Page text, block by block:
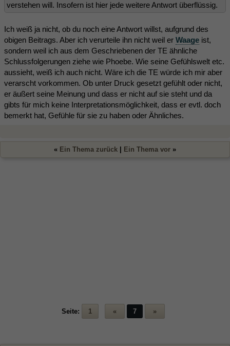
verstehen will. Insofern ist hier jede weitere Antwort überflüssig.
Ich weiß ja nicht, ob du noch eine Antwort willst, aufgrund des
obigen Beitrags. Aber ich verurteile ihn nicht weil er Waage ist,
sondern weil ich aus dem Geschriebenen der TE ähnliche
Schlussfolgerungen ziehe wie Phoebe. Wie seine Gefühlswelt etc.
aussieht, weiß ich auch nicht. Wäre ich die TE würde ich mir aber
verarscht vorkommen. Ob unter Druck gesetzt gefühlt oder nicht,
er äußert seine Meinung und dass er nicht auf sie steht und da
gibts für mich keine Interpretationsmöglichkeit, dass er evtl. doch
bemerkt hat, Gefühle für sie zu haben oder Ähnliches.
« Ein Thema zurück Ein Thema vor »
Seite: 1 « 7 »